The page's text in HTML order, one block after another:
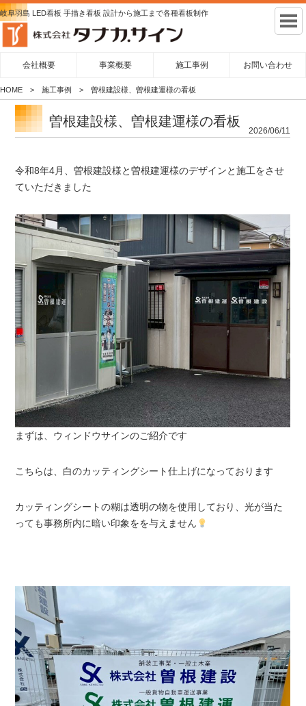
岐阜羽島 LED看板 手描き看板 設計から施工まで各種看板制作
会社概要 事業概要 施工事例 お問い合わせ
HOME 施工事例 曽根建設様、曽根建運様の看板
曽根建設様、曽根建運様の看板
2026/06/11
令和8年4月、曽根建設様と曽根建運様のデザインと施工をさせ
ていただきました
まずは、ウィンドウサインのご紹介です
こちらは、白のカッティングシート仕上げになっております
カッティングシートの糊は透明の物を使用しており、光が当た
っても事務所内に暗い印象をを与えません